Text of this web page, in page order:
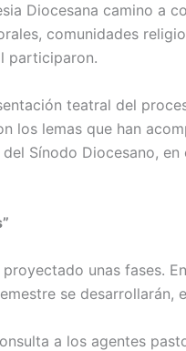
Diocesana camino a
comunidades
participaron.
teatral del
los lemas que han
Sínodo Diocesano,
unas fases.
se desarrollarán,
a los agentes